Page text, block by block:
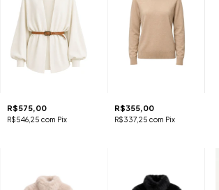
R$575,00
R$546,25 com Pix
R$355,00
R$337,25com Pix